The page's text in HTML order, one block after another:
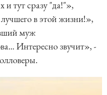
и тут сразу "да!"»,
в этой жизни!»,
муж
Интересно звучит», -